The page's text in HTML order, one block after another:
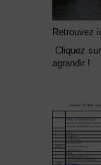
Retrouvez
Cliquez
agrandir !